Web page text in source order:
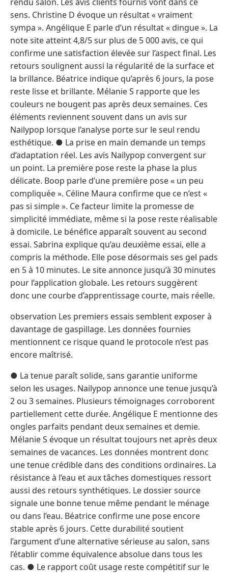
sens. Christine D évoque un résultat « vraiment
sympa ». Angélique E parle d’un résultat « dingue ». La
note site atteint 4,8/5 sur plus de 5 000 avis, ce qui
confirme une satisfaction élevée sur l’aspect final. Les
retours soulignent aussi la régularité de la surface et
la brillance. Béatrice indique qu’après 6 jours, la pose
reste lisse et brillante. Mélanie S rapporte que les
couleurs ne bougent pas après deux semaines. Ces
éléments reviennent souvent dans un avis sur
Nailypop lorsque l’analyse porte sur le seul rendu
esthétique. ● La prise en main demande un temps
d’adaptation réel. Les avis Nailypop convergent sur
un point. La première pose reste la phase la plus
délicate. Boop parle d’une première pose « un peu
compliquée ». Céline Maura confirme que ce n’est «
pas si simple ». Ce facteur limite la promesse de
simplicité immédiate, même si la pose reste réalisable
à domicile. Le bénéfice apparaît souvent au second
essai. Sabrina explique qu’au deuxième essai, elle a
compris la méthode. Elle pose désormais ses gel pads
en 5 à 10 minutes. Le site annonce jusqu’à 30 minutes
pour l’application globale. Les retours suggèrent
donc une courbe d’apprentissage courte, mais réelle.
observation Les premiers essais semblent exposer à
davantage de gaspillage. Les données fournies
mentionnent ce risque quand le protocole n’est pas
encore maîtrisé.
● La tenue paraît solide, sans garantie uniforme
selon les usages. Nailypop annonce une tenue jusqu’à
2 ou 3 semaines. Plusieurs témoignages corroborent
partiellement cette durée. Angélique E mentionne des
ongles parfaits pendant deux semaines et demie.
Mélanie S évoque un résultat toujours net après deux
semaines de vacances. Les données montrent donc
une tenue crédible dans des conditions ordinaires. La
résistance à l’eau et aux tâches domestiques ressort
aussi des retours synthétiques. Le dossier source
signale une bonne tenue même pendant le ménage
ou dans l’eau. Béatrice confirme une pose encore
stable après 6 jours. Cette durabilité soutient
l’argument d’une alternative sérieuse au salon, sans
l’établir comme équivalence absolue dans tous les
cas. ● Le rapport coût usage reste compétitif sur le